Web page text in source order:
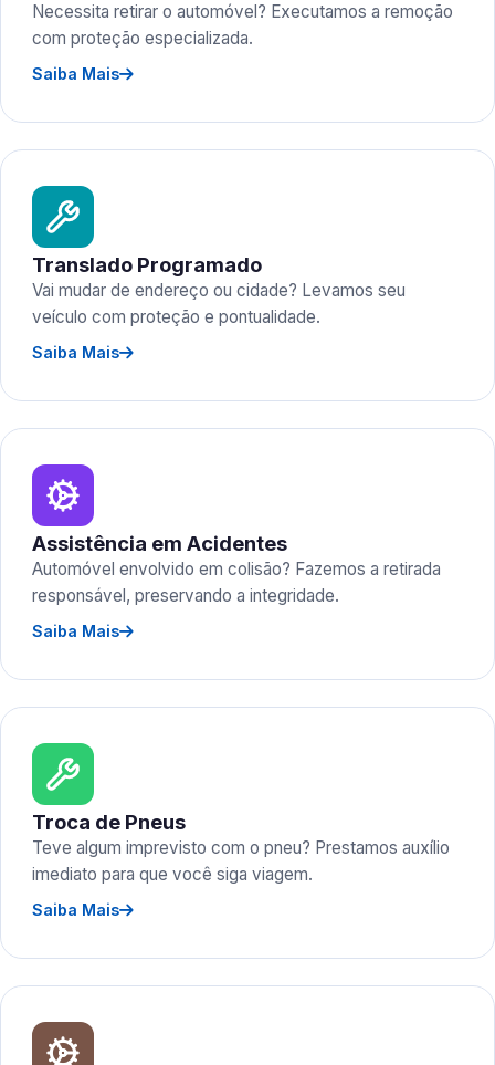
Necessita retirar o automóvel? Executamos a remoção
com proteção especializada.
Saiba Mais
Translado Programado
Vai mudar de endereço ou cidade? Levamos seu
veículo com proteção e pontualidade.
Saiba Mais
Assistência em Acidentes
Automóvel envolvido em colisão? Fazemos a retirada
responsável, preservando a integridade.
Saiba Mais
Troca de Pneus
Teve algum imprevisto com o pneu? Prestamos auxílio
imediato para que você siga viagem.
Saiba Mais